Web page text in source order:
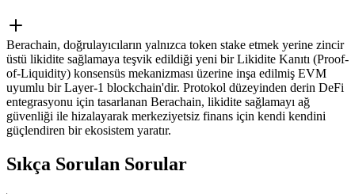
Berachain, doğrulayıcıların yalnızca token stake etmek yerine zincir
üstü likidite sağlamaya teşvik edildiği yeni bir Likidite Kanıtı (Proof-
of-Liquidity) konsensüs mekanizması üzerine inşa edilmiş EVM
uyumlu bir Layer-1 blockchain'dir. Protokol düzeyinden derin DeFi
entegrasyonu için tasarlanan Berachain, likidite sağlamayı ağ
güvenliği ile hizalayarak merkeziyetsiz finans için kendi kendini
güçlendiren bir ekosistem yaratır.
Sıkça Sorulan Sorular